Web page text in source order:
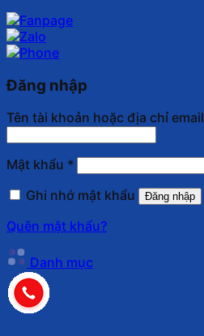
Đăng nhập
Tên tài khoản hoặc địa chỉ email
Mật khẩu *
Ghi nhớ mật khẩu
Đăng nhập
Quên mật khẩu?
Danh mục